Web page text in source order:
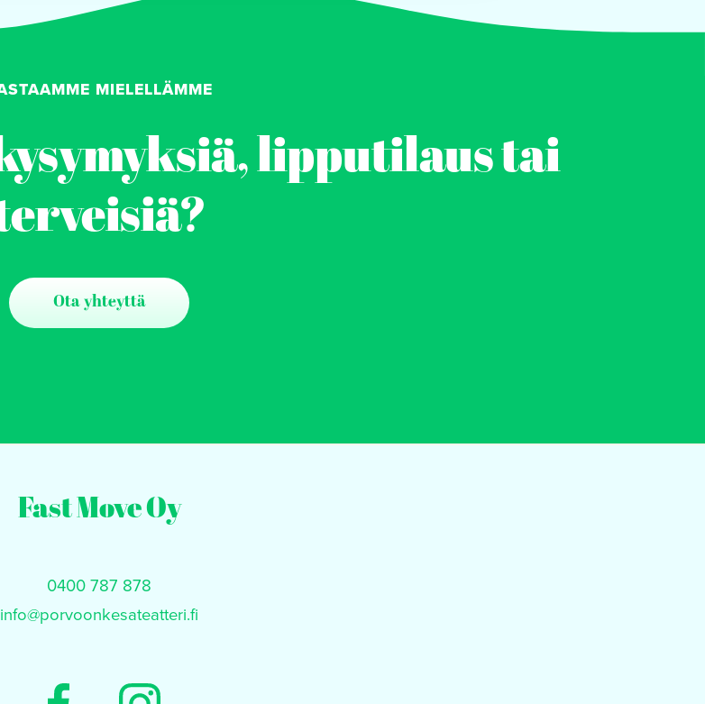
MIELELLÄMME
lipputilaus tai
Ota yhteyttä
Fast Move Oy
0400 787 878
info@porvoonkesateatteri.fi